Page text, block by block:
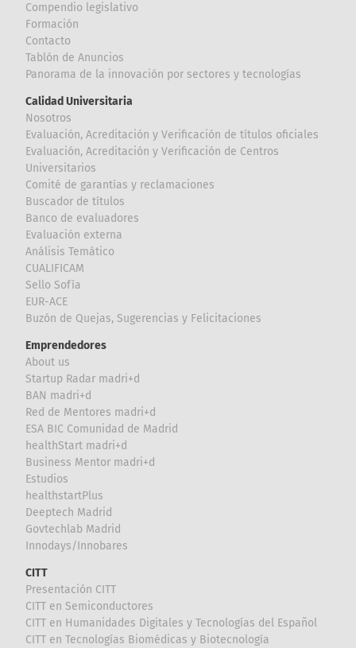
Compendio legislativo
Formación
Contacto
Tablón de Anuncios
Panorama de la innovación por sectores y tecnologías
Calidad Universitaria
Nosotros
Evaluación, Acreditación y Verificación de títulos oficiales
Evaluación, Acreditación y Verificación de Centros
Universitarios
Comité de garantías y reclamaciones
Buscador de títulos
Banco de evaluadores
Evaluación externa
Análisis Temático
CUALIFICAM
Sello Sofía
EUR-ACE
Buzón de Quejas, Sugerencias y Felicitaciones
Emprendedores
About us
Startup Radar madri+d
BAN madri+d
Red de Mentores madri+d
ESA BIC Comunidad de Madrid
healthStart madri+d
Business Mentor madri+d
Estudios
healthstartPlus
Deeptech Madrid
Govtechlab Madrid
Innodays/Innobares
CITT
Presentación CITT
CITT en Semiconductores
CITT en Humanidades Digitales y Tecnologías del Español
CITT en Tecnologías Biomédicas y Biotecnología